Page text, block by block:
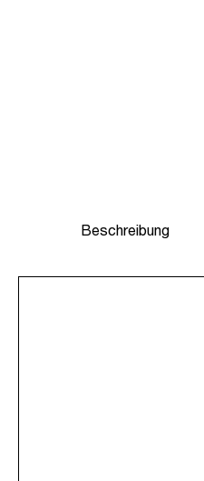
Beschreibung